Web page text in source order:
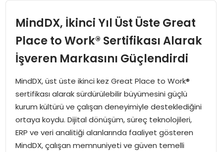
EĞITIM
SPOR
EKONOMI
MAGAZIN
MindDX, İkinci Yıl Üst Üste Great
Place to Work® Sertifikası Alarak
İşveren Markasını Güçlendirdi
MindDX, üst üste ikinci kez Great Place to Work®
sertifikası alarak sürdürülebilir büyümesini güçlü
kurum kültürü ve çalışan deneyimiyle desteklediğini
ortaya koydu. Dijital dönüşüm, süreç teknolojileri,
ERP ve veri analitiği alanlarında faaliyet gösteren
MindDX, çalışan memnuniyeti ve güven temelli